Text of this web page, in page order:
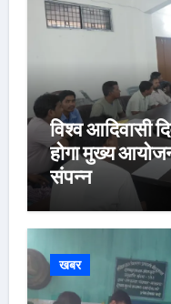
विश्व आदिवासी
होगा मुख्य
संपन्न
खबर